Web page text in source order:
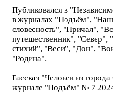
Публиковался в
в журналах "Подъём",
словесность", "Причал",
путешественник", "Север",
стихий", "Веси", "Дон",
"Родина".
Рассказ "Человек из
журнале "Подъём" № 7